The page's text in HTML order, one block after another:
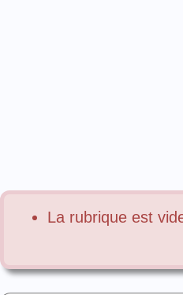
La rubrique est